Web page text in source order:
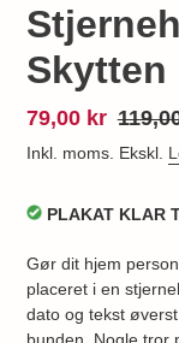
Skytten
Udsalgspris
79,00 kr
Inkl. moms. Ekskl.
PLAKAT KLAR
Gør dit hjem
placeret i en
dato og tekst
bunden. Nogle tror